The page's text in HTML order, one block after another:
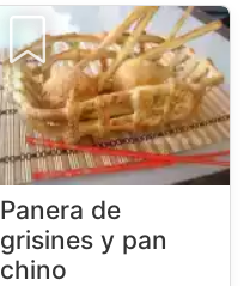
Panera de
grisines y pan
chino